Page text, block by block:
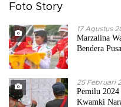
Foto Story
17 Agustus
Marzalina
Bendera
25 Februari
Pemilu
Kwamki